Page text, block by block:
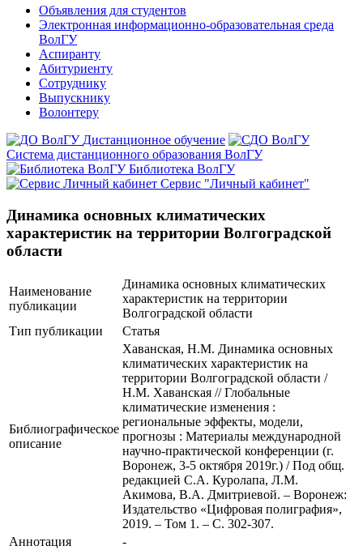
Объявления для студентов
Электронная информационно-образовательная среда
ВолГУ
Аспиранту
Абитуриенту
Сотруднику
Выпускнику
Волонтеру
Дистанционное обучение
Система дистанционного образования ВолГУ
Библиотека ВолГУ
Сервис "Личный кабинет"
Динамика основных климатических
характеристик на территории Волгоградской
области
Наименование
публикации
Динамика основных климатических
характеристик на территории
Волгоградской области
Тип публикации
Статья
Библиографическое
описание
Хаванская, Н.М. Динамика основных
климатических характеристик на
территории Волгоградской области /
Н.М. Хаванская // Глобальные
климатические изменения :
региональные эффекты, модели,
прогнозы : Материалы международной
научно-практической конференции (г.
Воронеж, 3-5 октября 2019г.) / Под общ.
редакцией С.А. Куролапа, Л.М.
Акимова, В.А. Дмитриевой. – Воронеж:
Издательство «Цифровая полиграфия»,
2019. – Том 1. – С. 302-307.
Аннотация
-